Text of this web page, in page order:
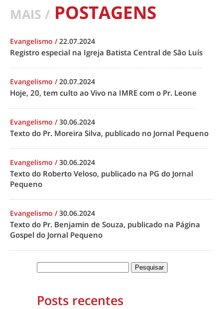
MAIS / POSTAGENS
Evangelismo /22.07.2024
Registro especial na Igreja Batista Central de São Luís
Evangelismo /20.07.2024
Hoje, 20, tem culto ao Vivo na IMRE com o Pr. Leone
Evangelismo /30.06.2024
Texto do Pr. Moreira Silva, publicado no Jornal Pequeno
Evangelismo /30.06.2024
Texto do Roberto Veloso, publicado na PG do Jornal
Pequeno
Evangelismo /30.06.2024
Texto do Pr. Benjamin de Souza, publicado na Página
Gospel do Jornal Pequeno
Posts recentes